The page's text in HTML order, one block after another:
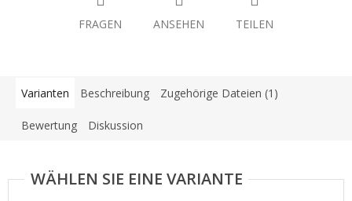
FRAGEN ANSEHEN TEILEN
Varianten Beschreibung Zugehörige Dateien (1)
Bewertung Diskussion